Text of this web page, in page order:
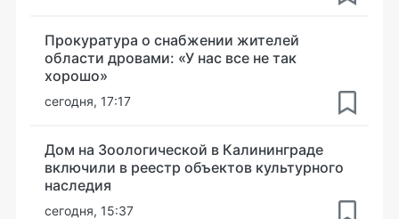
Прокуратура о снабжении жителей
области дровами: «У нас все не так
хорошо»
сегодня, 17:17
Дом на Зоологической в Калининграде
включили в реестр объектов культурного
наследия
сегодня, 15:37